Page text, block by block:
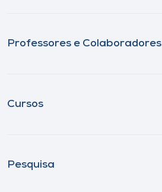
Professores e Colaboradores
Cursos
Pesquisa